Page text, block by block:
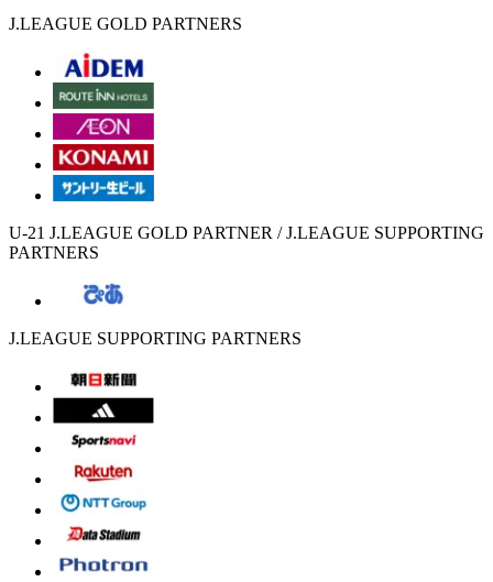
J.LEAGUE GOLD PARTNERS
U-21 J.LEAGUE GOLD PARTNER / J.LEAGUE SUPPORTING
PARTNERS
J.LEAGUE SUPPORTING PARTNERS